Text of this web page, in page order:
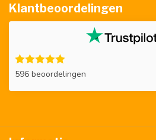
Klantbeoordelingen
596 beoordelingen